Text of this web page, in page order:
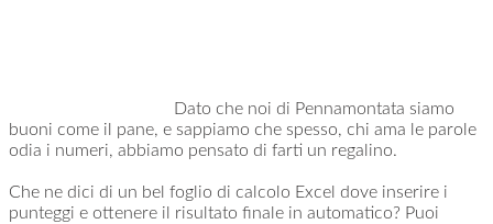
Dato che noi di Pennamontata siamo
buoni come il pane, e sappiamo che spesso, chi ama le parole
odia i numeri, abbiamo pensato di farti un regalino.
Che ne dici di un bel foglio di calcolo Excel dove inserire i
punteggi e ottenere il risultato finale in automatico? Puoi